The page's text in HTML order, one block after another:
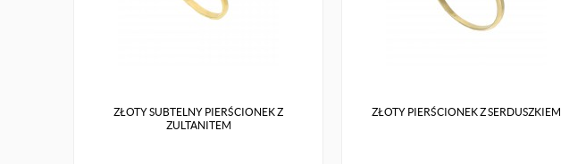
ZŁOTY SUBTELNY PIERŚCIONEK Z
ZULTANITEM
ZŁOTY PIERŚCIONEK Z SERDUSZKIEM